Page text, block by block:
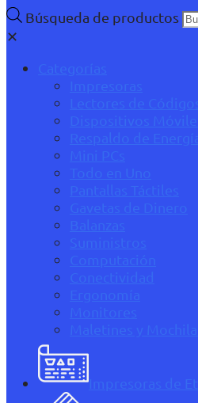
Búsqueda de productos
✕
Categorías
Impresoras
Lectores de
Dispositivos
Respaldo de
Mini PCs
Todo en Uno
Pantallas Táctiles
Gavetas de Dinero
Balanzas
Suministros
Computación
Conectividad
Ergonomía
Monitores
Maletines y
Impresoras de